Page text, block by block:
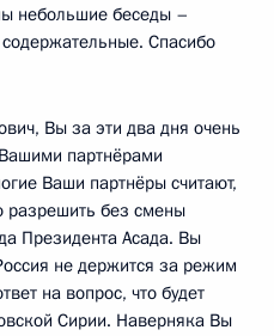
небольшие беседы –
содержательные. Спасибо
Вы за эти два дня очень
партнёрами
Ваши партнёры считают,
разрешить без смены
Президента Асада. Вы
не держится за режим
на вопрос, что будет
Сирии. Наверняка Вы